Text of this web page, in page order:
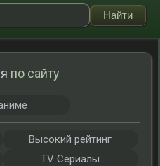
по сайту
Высокий рейтинг
TV Сериалы